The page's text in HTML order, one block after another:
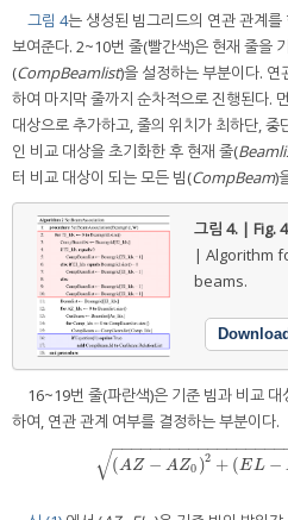
그림 4는 생성된 빔그리드의 연관 관계
보여준다. 2~10번 줄(빨간색)은 현재 줄을
(CompBeamlist)을 설정하는 부분이다.
하여 마지막 줄까지 순차적으로 진행된다.
대상으로 추가하고, 줄의 위치가 최하단,
인 비교 대상을 초기화한 후 현재 줄(
터 비교 대상이 되는 모든 빔(CompBeam)
그림 4. | Fig.
| Algorithm
beams.
16~19번 줄(파란색)은 기준 빔과 비교 대
하여, 연관 관계 여부를 결정하는 부분이다.
(AZ − AZ0 )2 + (EL −
−−−−−−−−−−−−−−−−−−
√ AZ−AZ0 2+ EL−EL 02